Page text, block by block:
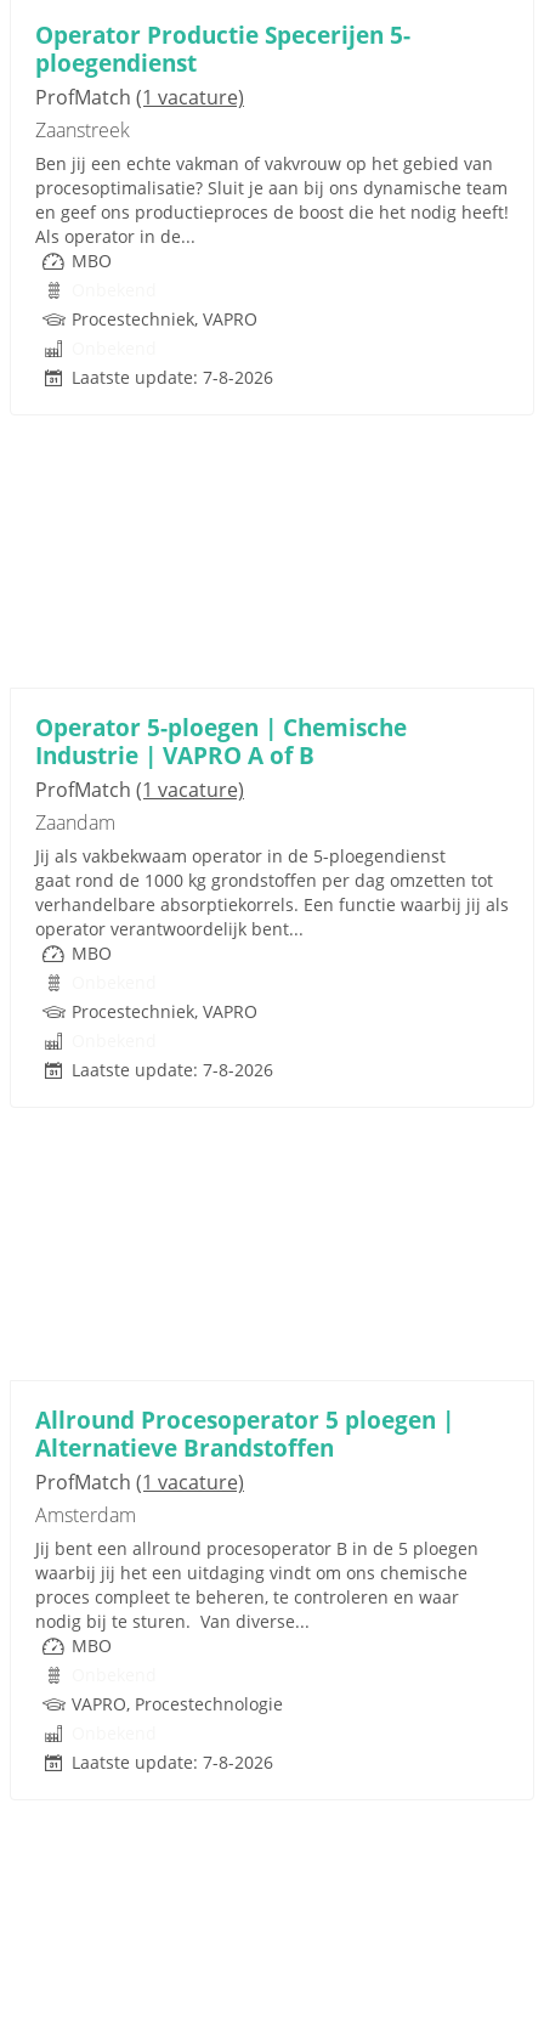
Operator Productie Specerijen 5-
ploegendienst
ProfMatch (1 vacature)
Zaanstreek
Ben jij een echte vakman of vakvrouw op het gebied van
procesoptimalisatie? Sluit je aan bij ons dynamische team
en geef ons productieproces de boost die het nodig heeft!
Als operator in de...
MBO
Procestechniek, VAPRO
Laatste update: 7-8-2026
Operator 5-ploegen | Chemische
Industrie | VAPRO A of B
ProfMatch (1 vacature)
Zaandam
Jij als vakbekwaam operator in de 5-ploegendienst
gaat rond de 1000 kg grondstoffen per dag omzetten tot
verhandelbare absorptiekorrels. Een functie waarbij jij als
operator verantwoordelijk bent...
MBO
Procestechniek, VAPRO
Laatste update: 7-8-2026
Allround Procesoperator 5 ploegen |
Alternatieve Brandstoffen
ProfMatch (1 vacature)
Amsterdam
Jij bent een allround procesoperator B in de 5 ploegen
waarbij jij het een uitdaging vindt om ons chemische
proces compleet te beheren, te controleren en waar
nodig bij te sturen. Van diverse...
MBO
VAPRO, Procestechnologie
Laatste update: 7-8-2026